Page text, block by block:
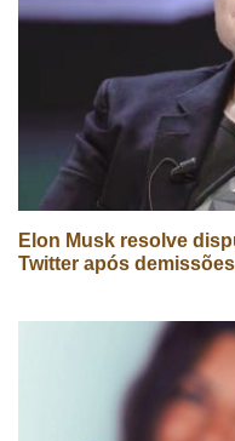
Elon Musk resolve
Twitter após